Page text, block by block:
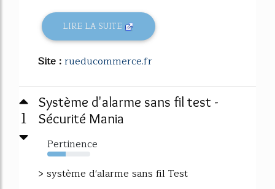
LIRE LA SUITE
Site :rueducommerce.fr
1
Système d'alarme sans fil test -
Sécurité Mania
Pertinence
43%
> système d'alarme sans fil Test